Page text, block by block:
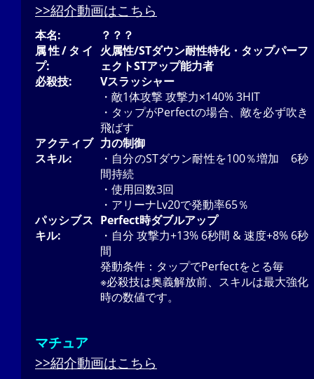
>>紹介動画はこちら
本名:
？？？
属性/タイ
プ:
火属性/STダウン耐性特化・タップパーフ
ェクトSTアップ能力者
必殺技:
Vスラッシャー
・敵1体攻撃 攻撃力×140% 3HIT
・タップがPerfectの場合、敵を必ず吹き
飛ばす
アクティブ
スキル:
力の制御
・自分のSTダウン耐性を100％増加 6秒
間持続
・使用回数3回
・アリーナLv20で発動率65％
パッシブス
キル:
Perfect時ダブルアップ
・自分 攻撃力+13% 6秒間 & 速度+8% 6秒
間
発動条件：タップでPerfectをとる毎
※必殺技は奥義解放前、スキルは最大強化
時の数値です。
マチュア
>>紹介動画はこちら